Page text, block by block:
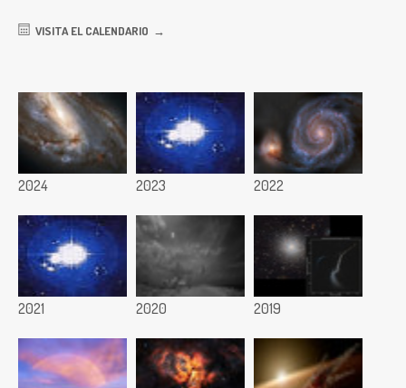
VISITA EL CALENDARIO
2024 2023 2022
2021 2020 2019